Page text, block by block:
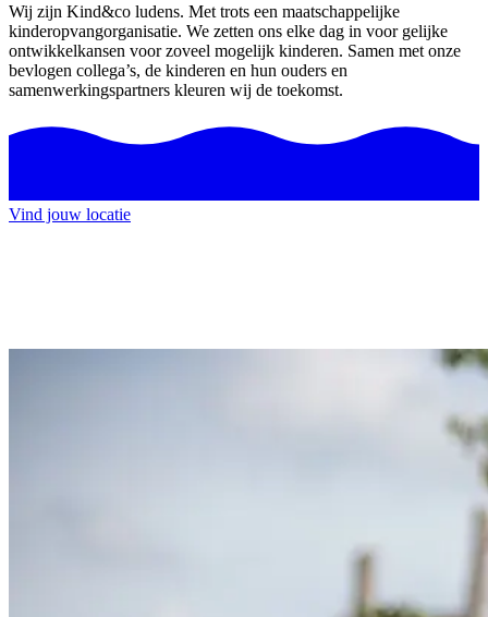
Wij zijn Kind&co ludens. Met trots een maatschappelijke
kinderopvangorganisatie. We zetten ons elke dag in voor gelijke
ontwikkelkansen voor zoveel mogelijk kinderen. Samen met onze
bevlogen collega’s, de kinderen en hun ouders en
samenwerkingspartners kleuren wij de toekomst.
Vind jouw locatie